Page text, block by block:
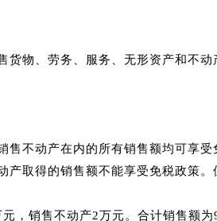
物、劳务、服务、无形资产和不
不动产在内的所有销售额均可享受
取得的销售额不能享受免税政策。
，销售不动产2万元。 合计销售额